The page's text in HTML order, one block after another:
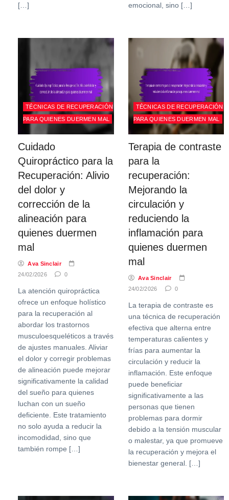
[…]
emocional, sino […]
TÉCNICAS DE RECUPERACIÓN
PARA QUIENES DUERMEN MAL
Cuidado
Quiropráctico para la
Recuperación: Alivio
del dolor y
corrección de la
alineación para
quienes duermen
mal
Ava Sinclair
24/02/2026
0
La atención quiropráctica
ofrece un enfoque holístico
para la recuperación al
abordar los trastornos
musculoesqueléticos a través
de ajustes manuales. Aliviar
el dolor y corregir problemas
de alineación puede mejorar
significativamente la calidad
del sueño para quienes
luchan con un sueño
deficiente. Este tratamiento
no solo ayuda a reducir la
incomodidad, sino que
también rompe […]
TÉCNICAS DE RECUPERACIÓN
PARA QUIENES DUERMEN MAL
Terapia de contraste
para la
recuperación:
Mejorando la
circulación y
reduciendo la
inflamación para
quienes duermen
mal
Ava Sinclair
24/02/2026
0
La terapia de contraste es
una técnica de recuperación
efectiva que alterna entre
temperaturas calientes y
frías para aumentar la
circulación y reducir la
inflamación. Este enfoque
puede beneficiar
significativamente a las
personas que tienen
problemas para dormir
debido a la tensión muscular
o malestar, ya que promueve
la recuperación y mejora el
bienestar general. […]